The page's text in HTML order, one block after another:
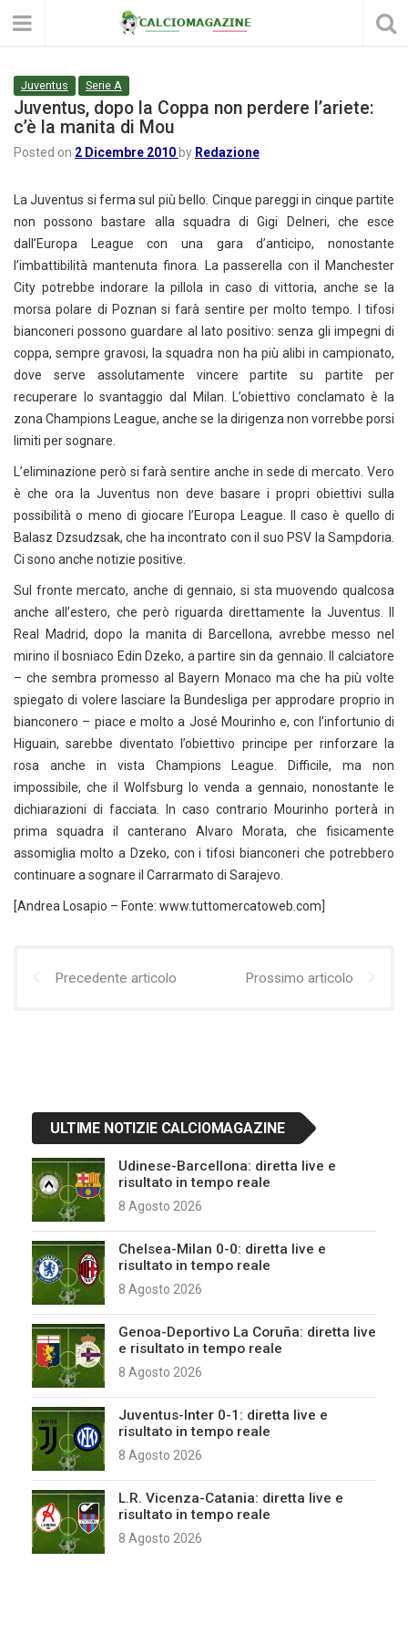
Juventus Serie A
Juventus, dopo la Coppa non perdere l’ariete:
c’è la manita di Mou
Posted on 2 Dicembre 2010 by Redazione
La Juventus si ferma sul più bello. Cinque pareggi in cinque partite
non possono bastare alla squadra di Gigi Delneri, che esce
dall’Europa League con una gara d’anticipo, nonostante
l’imbattibilità mantenuta finora. La passerella con il Manchester
City potrebbe indorare la pillola in caso di vittoria, anche se la
morsa polare di Poznan si farà sentire per molto tempo. I tifosi
bianconeri possono guardare al lato positivo: senza gli impegni di
coppa, sempre gravosi, la squadra non ha più alibi in campionato,
dove serve assolutamente vincere partite su partite per
recuperare lo svantaggio dal Milan. L’obiettivo conclamato è la
zona Champions League, anche se la dirigenza non vorrebbe porsi
limiti per sognare.
L’eliminazione però si farà sentire anche in sede di mercato. Vero
è che ora la Juventus non deve basare i propri obiettivi sulla
possibilità o meno di giocare l’Europa League. Il caso è quello di
Balasz Dzsudzsak, che ha incontrato con il suo PSV la Sampdoria.
Ci sono anche notizie positive.
Sul fronte mercato, anche di gennaio, si sta muovendo qualcosa
anche all’estero, che però riguarda direttamente la Juventus. Il
Real Madrid, dopo la manita di Barcellona, avrebbe messo nel
mirino il bosniaco Edin Dzeko, a partire sin da gennaio. Il calciatore
– che sembra promesso al Bayern Monaco ma che ha più volte
spiegato di volere lasciare la Bundesliga per approdare proprio in
bianconero – piace e molto a José Mourinho e, con l’infortunio di
Higuain, sarebbe diventato l’obiettivo principe per rinforzare la
rosa anche in vista Champions League. Difficile, ma non
impossibile, che il Wolfsburg lo venda a gennaio, nonostante le
dichiarazioni di facciata. In caso contrario Mourinho porterà in
prima squadra il canterano Alvaro Morata, che fisicamente
assomiglia molto a Dzeko, con i tifosi bianconeri che potrebbero
continuare a sognare il Carrarmato di Sarajevo.
[Andrea Losapio – Fonte: www.tuttomercatoweb.com]
Precedente articolo Prossimo articolo
ULTIME NOTIZIE CALCIOMAGAZINE
Udinese-Barcellona: diretta live e
risultato in tempo reale
8 Agosto 2026
Chelsea-Milan 0-0: diretta live e
risultato in tempo reale
8 Agosto 2026
Genoa-Deportivo La Coruña: diretta live
e risultato in tempo reale
8 Agosto 2026
Juventus-Inter 0-1: diretta live e
risultato in tempo reale
8 Agosto 2026
L.R. Vicenza-Catania: diretta live e
risultato in tempo reale
8 Agosto 2026